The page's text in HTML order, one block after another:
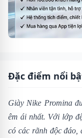
Đặc điểm nổi
Giày Nike Promina
êm ái nhất. Với lớp
có các rãnh độc đáo,